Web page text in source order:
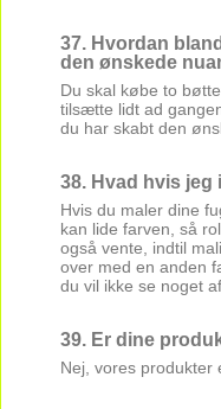
37. Hvordan
den ønskede
Du skal købe to
tilsætte lidt ad
du har skabt den
38. Hvad hvis jeg
Hvis du maler dine
kan lide farven, så
også vente, indtil
over med en anden
du vil ikke se noget
39. Er dine
Nej, vores produkter